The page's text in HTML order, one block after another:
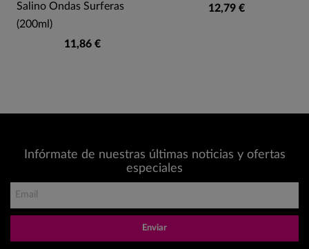
Salino Ondas Surferas
(200ml)
11,86 €
12,79 €
Infórmate de nuestras últimas noticias y ofertas
especiales
Enviar